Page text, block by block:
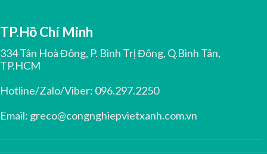
TP.Hồ Chí Minh
334 Tân Hoà Đông, P. Bình Trị Đông, Q.Bình Tân,
TP.HCM
Hotline/Zalo/Viber: 096.297.2250
Email: greco@congnghiepvietxanh.com.vn